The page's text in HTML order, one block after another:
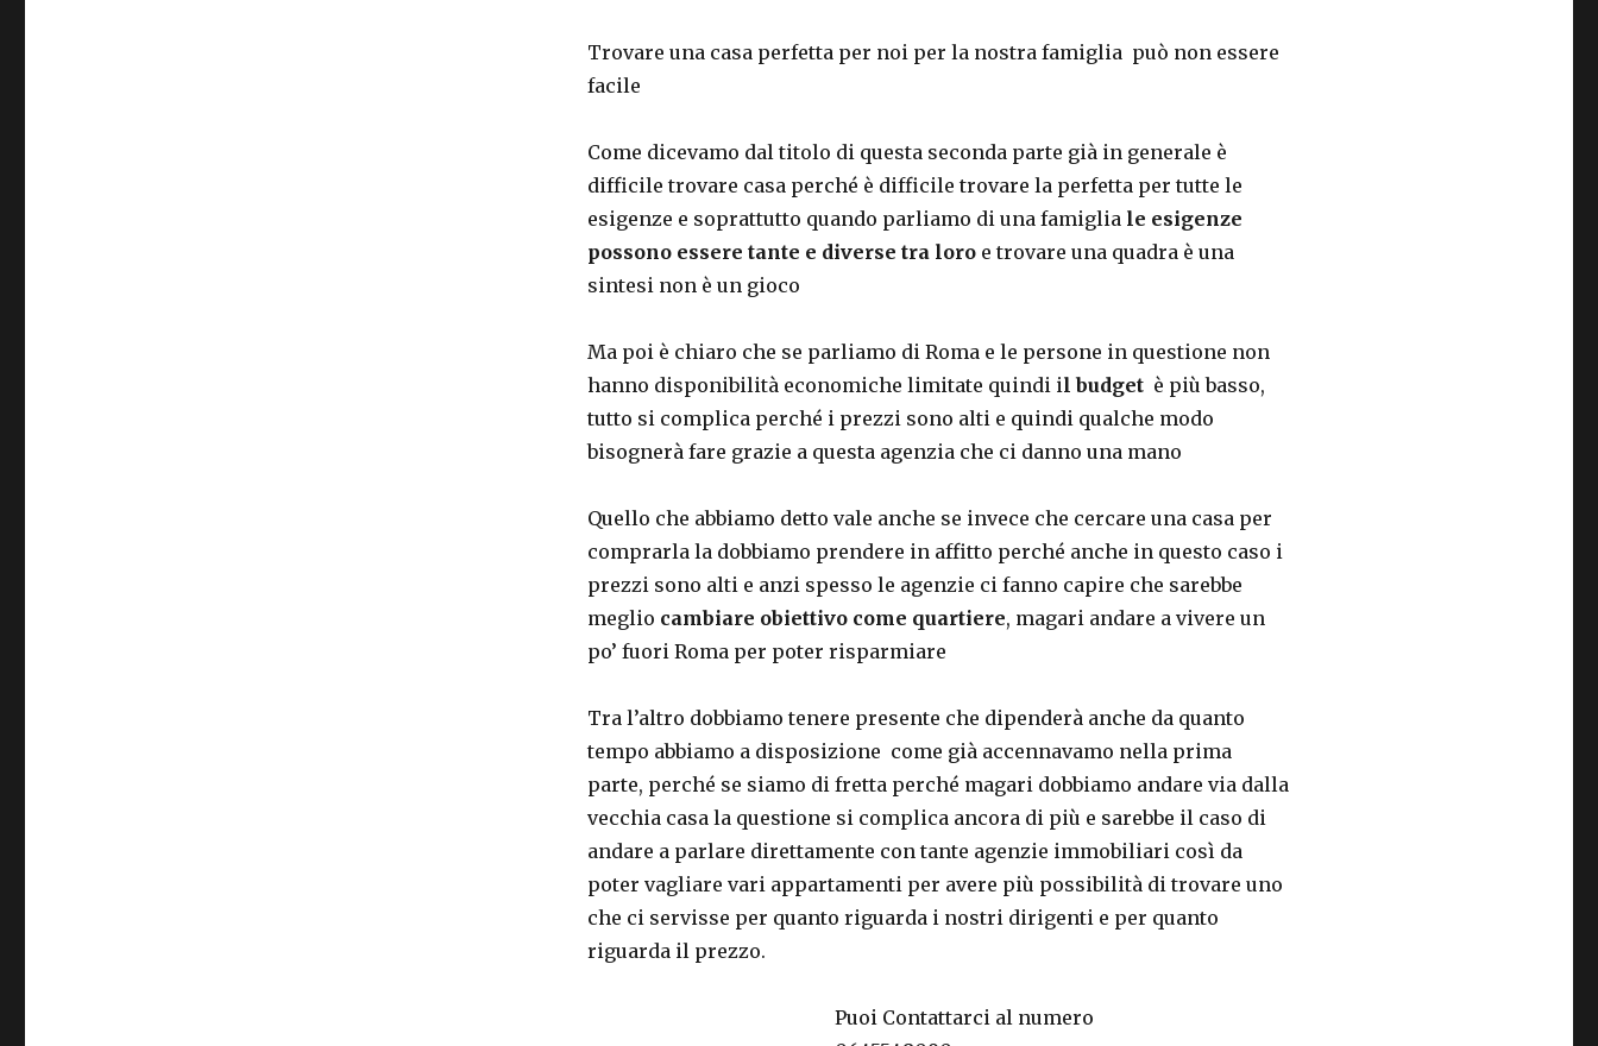
Trovare una casa perfetta per noi per la nostra famiglia può non essere
facile
Come dicevamo dal titolo di questa seconda parte già in generale è
difficile trovare casa perché è difficile trovare la perfetta per tutte le
esigenze e soprattutto quando parliamo di una famiglia le esigenze
possono essere tante e diverse tra loro e trovare una quadra è una
sintesi non è un gioco
Ma poi è chiaro che se parliamo di Roma e le persone in questione non
hanno disponibilità economiche limitate quindi il budget è più basso,
tutto si complica perché i prezzi sono alti e quindi qualche modo
bisognerà fare grazie a questa agenzia che ci danno una mano
Quello che abbiamo detto vale anche se invece che cercare una casa per
comprarla la dobbiamo prendere in affitto perché anche in questo caso i
prezzi sono alti e anzi spesso le agenzie ci fanno capire che sarebbe
meglio cambiare obiettivo come quartiere, magari andare a vivere un
po’ fuori Roma per poter risparmiare
Tra l’altro dobbiamo tenere presente che dipenderà anche da quanto
tempo abbiamo a disposizione come già accennavamo nella prima
parte, perché se siamo di fretta perché magari dobbiamo andare via dalla
vecchia casa la questione si complica ancora di più e sarebbe il caso di
andare a parlare direttamente con tante agenzie immobiliari così da
poter vagliare vari appartamenti per avere più possibilità di trovare uno
che ci servisse per quanto riguarda i nostri dirigenti e per quanto
riguarda il prezzo.
Puoi Contattarci al numero